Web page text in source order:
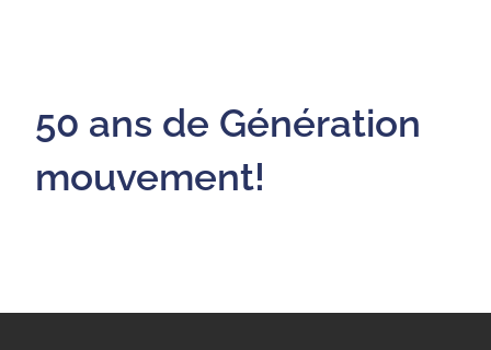
50 ans de Génération
mouvement!